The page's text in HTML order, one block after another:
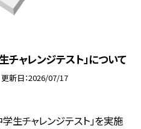
チャレンジテスト」について
更新日 2026/07/17
生チャレンジテスト」を実施